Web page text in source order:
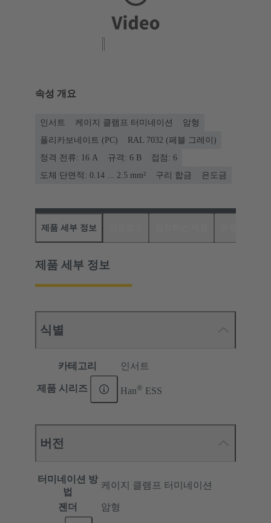
속성 개요
인서트 케이지 클램프 터미네이션
암형
폴리카보네이트 (PC)
RAL 7032 (페블 그레이)
정격 전류: ‌16 A
규격: 6 B
접점: 6
도체 단면적: 0.14 ... 2.5 mm²
구리 합금 은도금
제품 세부 정보
제품 세부 정보
식별
카테고리 인서트
제품 시리즈 Han® ESS
버전
터미네이션 방
법
케이지 클램프 터미네이션
젠더 암형